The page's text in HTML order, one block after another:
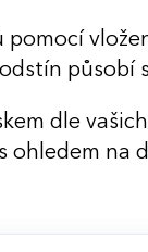
působí
dle
na